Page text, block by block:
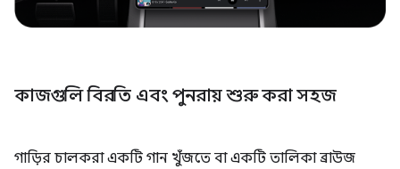
কাজগুলি বিরতি এবং পুনরায় শুরু করা সহজ
গাড়ির চালকরা একটি গান খুঁজতে বা একটি তালিকা ব্রাউজ